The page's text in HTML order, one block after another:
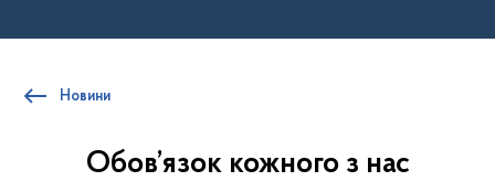
Новини
Обов’язок кожного з нас